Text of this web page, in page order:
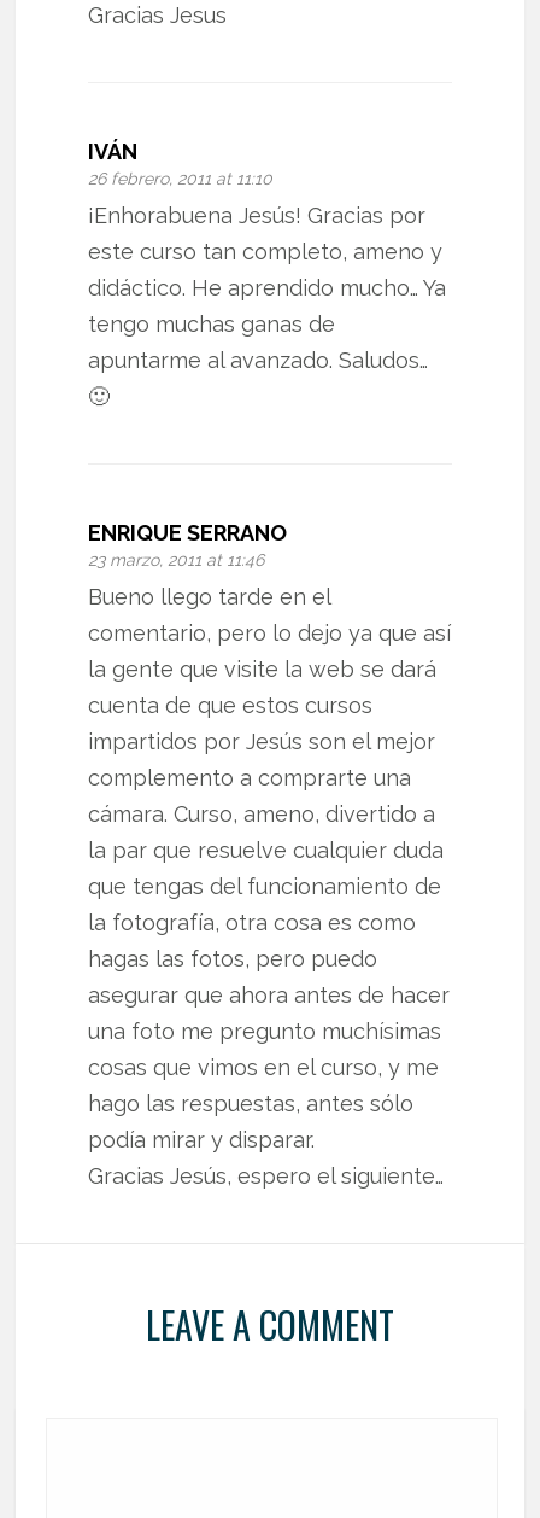
Gracias Jesus
IVÁN
26 febrero, 2011 at 11:10
¡Enhorabuena Jesús! Gracias por
este curso tan completo, ameno y
didáctico. He aprendido mucho… Ya
tengo muchas ganas de
apuntarme al avanzado. Saludos…
🙂
ENRIQUE SERRANO
23 marzo, 2011 at 11:46
Bueno llego tarde en el
comentario, pero lo dejo ya que así
la gente que visite la web se dará
cuenta de que estos cursos
impartidos por Jesús son el mejor
complemento a comprarte una
cámara. Curso, ameno, divertido a
la par que resuelve cualquier duda
que tengas del funcionamiento de
la fotografía, otra cosa es como
hagas las fotos, pero puedo
asegurar que ahora antes de hacer
una foto me pregunto muchísimas
cosas que vimos en el curso, y me
hago las respuestas, antes sólo
podía mirar y disparar.
Gracias Jesús, espero el siguiente…
LEAVE A COMMENT